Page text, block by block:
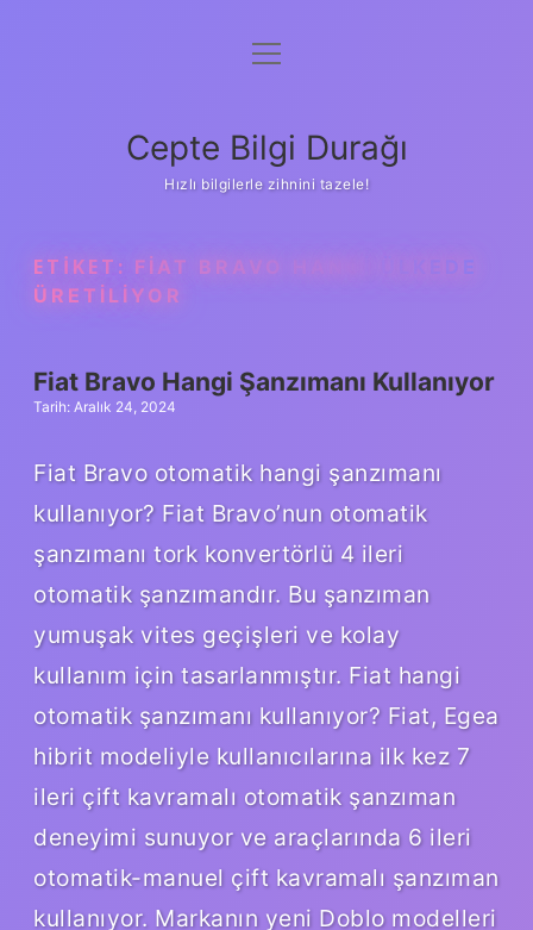
Anasayfa
Yasal Uyarı
menüyü
Cepte Bilgi Durağı
Hızlı bilgilerle zihnini tazele!
ETIKET: FIAT BRAVO HANGI ÜLKEDE
ÜRETILIYOR
Fiat Bravo Hangi Şanzımanı Kullanıyor
Tarih: Aralık 24, 2024
Fiat Bravo otomatik hangi şanzımanı
kullanıyor? Fiat Bravo’nun otomatik
şanzımanı tork konvertörlü 4 ileri
otomatik şanzımandır. Bu şanzıman
yumuşak vites geçişleri ve kolay
kullanım için tasarlanmıştır. Fiat hangi
otomatik şanzımanı kullanıyor? Fiat, Egea
hibrit modeliyle kullanıcılarına ilk kez 7
ileri çift kavramalı otomatik şanzıman
deneyimi sunuyor ve araçlarında 6 ileri
otomatik-manuel çift kavramalı şanzıman
kullanıyor. Markanın yeni Doblo modelleri